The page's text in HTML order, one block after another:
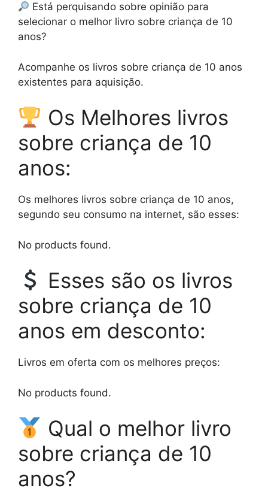
Está perquisando sobre opinião para
selecionar o melhor livro sobre criança de 10
anos?
Acompanhe os livros sobre criança de 10 anos
existentes para aquisição.
Os Melhores livros
sobre criança de 10
anos:
Os melhores livros sobre criança de 10 anos,
segundo seu consumo na internet, são esses:
No products found.
Esses são os livros
sobre criança de 10
anos em desconto:
Livros em oferta com os melhores preços:
No products found.
Qual o melhor livro
sobre criança de 10
anos?